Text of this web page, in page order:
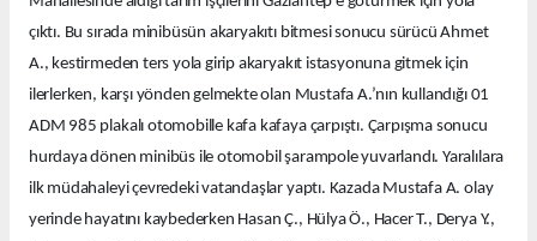
çıktı. Bu sırada minibüsün akaryakıtı bitmesi sonucu sürücü Ahmet
A., kestirmeden ters yola girip akaryakıt istasyonuna gitmek için
ilerlerken, karşı yönden gelmekte olan Mustafa A.’nın kullandığı 01
ADM 985 plakalı otomobille kafa kafaya çarpıştı. Çarpışma sonucu
hurdaya dönen minibüs ile otomobil şarampole yuvarlandı. Yaralılara
ilk müdahaleyi çevredeki vatandaşlar yaptı. Kazada Mustafa A. olay
yerinde hayatını kaybederken Hasan Ç., Hülya Ö., Hacer T., Derya Y.,